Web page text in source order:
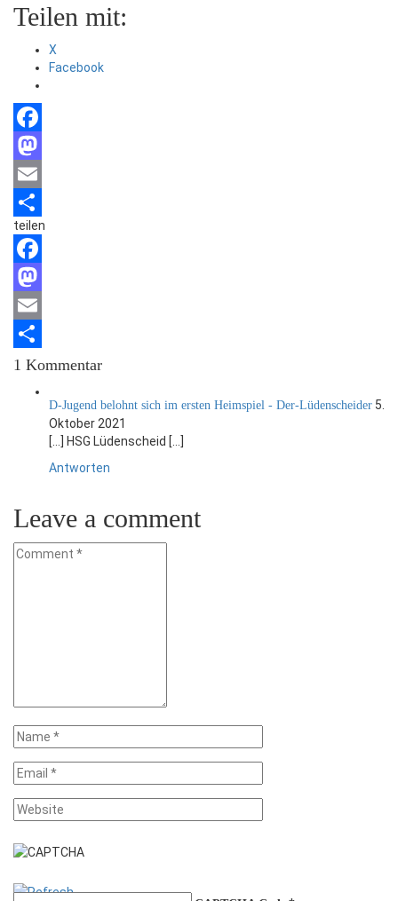
Teilen mit:
X
Facebook
Facebook
Mastodon
Email
Teilen
teilen
Facebook
Mastodon
Email
Teilen
1 Kommentar
D-Jugend belohnt sich im ersten Heimspiel - Der-Lüdenscheider 5.
Oktober 2021
[…] HSG Lüdenscheid […]
Antworten
Leave a comment